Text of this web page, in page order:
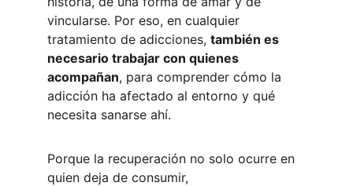
vincularse. Por eso, en cualquier
tratamiento de adicciones, también es
necesario trabajar con quienes
acompañan, para comprender cómo la
adicción ha afectado al entorno y qué
necesita sanarse ahí.
Porque la recuperación no solo ocurre en
quien deja de consumir,